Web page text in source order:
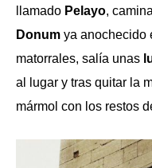
llamado Pelayo,
Donum ya anochecido
matorrales, salía unas
al lugar y tras quitar la
mármol con los restos